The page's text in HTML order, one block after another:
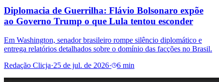
Diplomacia de Guerrilha: Flávio Bolsonaro expõe
ao Governo Trump o que Lula tentou esconder
Em Washington, senador brasileiro rompe silêncio diplomático e
entrega relatórios detalhados sobre o domínio das facções no Brasil.
Redação Clicja·25 de jul. de 2026· 6 min